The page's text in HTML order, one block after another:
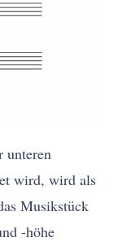
unteren
wird, wird als
Musikstück
-höhe